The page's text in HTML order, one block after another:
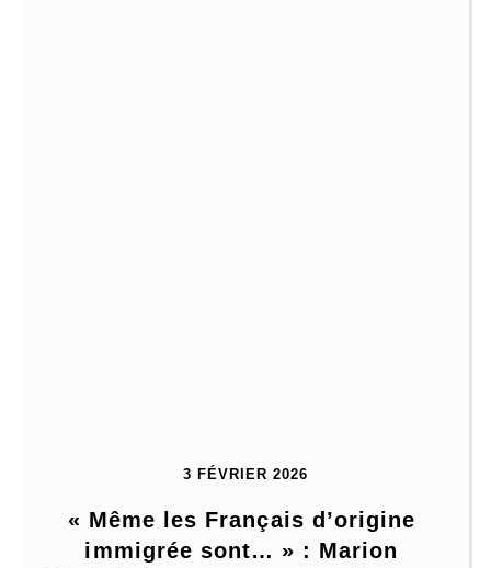
3 FÉVRIER 2026
« Même les Français d’origine
immigrée sont… » : Marion